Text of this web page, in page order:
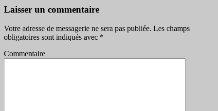
Laisser un commentaire
Votre adresse de messagerie ne sera pas publiée. Les champs
obligatoires sont indiqués avec *
Commentaire